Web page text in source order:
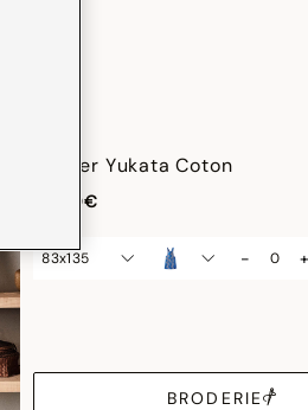
Tablier Yukata Coton
75,00€
83x135 - +
BRODERIE